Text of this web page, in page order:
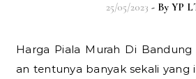
25/05/2023 - By YP
Harga Piala Murah Di Bandung Di bulan agustus-
an tentunya banyak sekali yang